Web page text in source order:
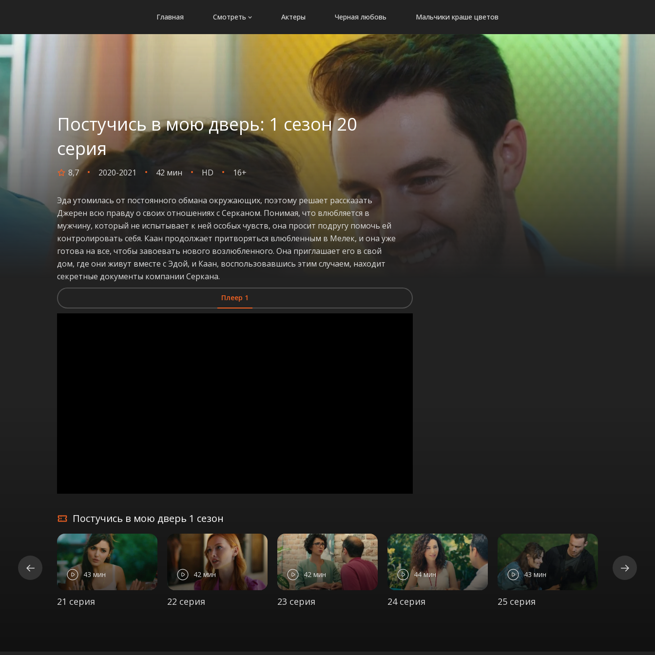
Главная Смотреть Актеры Черная любовь Мальчики краше цветов
Постучись в мою дверь: 1 сезон 20
серия
8,7 2020-2021 42 мин HD 16+
Эда утомилась от постоянного обмана окружающих, поэтому решает рассказать
Джерен всю правду о своих отношениях с Серканом. Понимая, что влюбляется в
мужчину, который не испытывает к ней особых чувств, она просит подругу помочь ей
контролировать себя. Каан продолжает притворяться влюбленным в Мелек, и она уже
готова на все, чтобы завоевать нового возлюбленного. Она приглашает его в свой
дом, где они живут вместе с Эдой, и Каан, воспользовавшись этим случаем, находит
секретные документы компании Серкана.
Плеер 1
Постучись в мою дверь 1 сезон
43 мин
21 серия
42 мин
22 серия
42 мин
23 серия
44 мин
24 серия
43 мин
25 серия
42